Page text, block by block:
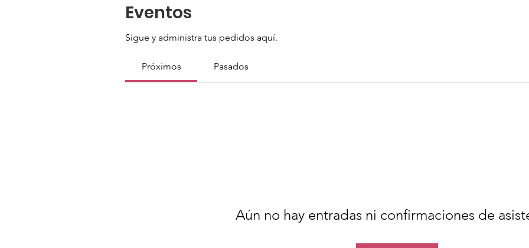
Eventos
Sigue y administra tus pedidos aquí.
Próximos Pasados
Aún no hay entradas ni confirmaciones de